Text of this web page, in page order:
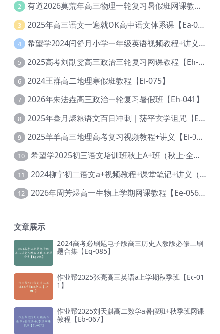
2 有道2026莫荒年高三物理一轮复习暑假班网课教程【Ef-044】
3 2025年高三语文一遍就OK高中语文体系课【Ea-028】
4 希望学2024闫舒月小学一年级英语视频教程+讲义【Cc-004】
5 2025高考刘勖雯高三政治三轮复习网课教程【Eh-061】
6 2024王群高二地理寒假班教程【Ei-075】
7 2026年朱法垚高三政治一轮复习暑假班【Eh-041】
8 2025年叁月聚粮语文百日冲刺｜荡平玄学诅咒【Ea-001】
9 2025羊羊高三地理高考复习视频教程+讲义【Ei-051】
10 希望学2025初三语文培训班秋上A+班（秋上·全国版·A+）【Da-031】
11 2024柳宁初二语文a+视频教程+课堂笔记+讲义（暑假班+秋季班）【Da-003】
12 2026年周芳煜高一生物上学期网课教程【Ee-056】
文章展示
2024高考必刷题电子版高三历史人教版必修上刷
题合集【Eg-085】
作业帮2025张亮高三英语a上学期秋季班【Ec-01
1】
作业帮2025刘天麒高二数学a暑假班+秋季班网课
教程【Eb-067】